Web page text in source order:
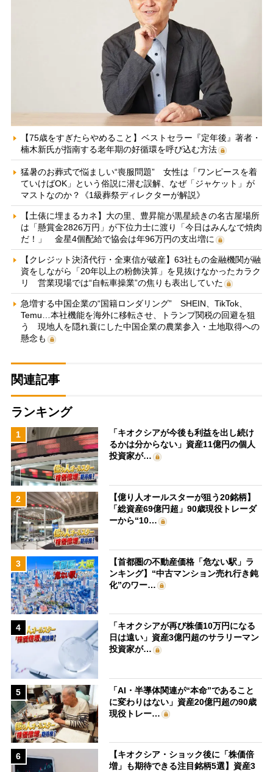
【75歳をすぎたらやめること】ベストセラー『定年後』著者・
楠木新氏が指南する老年期の好循環を呼び込む方法
猛暑のお葬式で悩ましい“喪服問題” 女性は「ワンピースを着
ていけばOK」という俗説に潜む誤解、なぜ「ジャケット」が
マストなのか？《1級葬祭ディレクターが解説》
【土俵に埋まるカネ】大の里、豊昇龍が黒星続きの名古屋場所
は「懸賞金2826万円」が下位力士に渡り「今日はみんなで焼肉
だ！」 金星4個配給で協会は年96万円の支出増に
【クレジット決済代行・全東信が破産】63社もの金融機関が融
資をしながら「20年以上の粉飾決算」を見抜けなかったカラク
リ 営業現場では“自転車操業”の焦りも表出していた
急増する中国企業の“国籍ロンダリング” SHEIN、TikTok、
Temu…本社機能を海外に移転させ、トランプ関税の回避を狙
う 現地人を隠れ蓑にした中国企業の農業参入・土地取得への
懸念も
関連記事
ランキング
1
「キオクシアが今後も利益を出し続け
るかは分からない」資産11億円の個人
投資家が…
2
【億り人オールスターが狙う20銘柄】
「総資産69億円超」90歳現役トレーダ
ーから“10…
3
【首都圏の不動産価格「危ない駅」ラ
ンキング】“中古マンション売れ行き鈍
化”のワー…
4
「キオクシアが再び株価10万円になる
日は遠い」資産3億円超のサラリーマン
投資家が…
5
「AI・半導体関連が“本命”であること
に変わりはない」資産20億円超の90歳
現役トレー…
6
【キオクシア・ショック後に「株価倍
増」も期待できる注目銘柄5選】資産3